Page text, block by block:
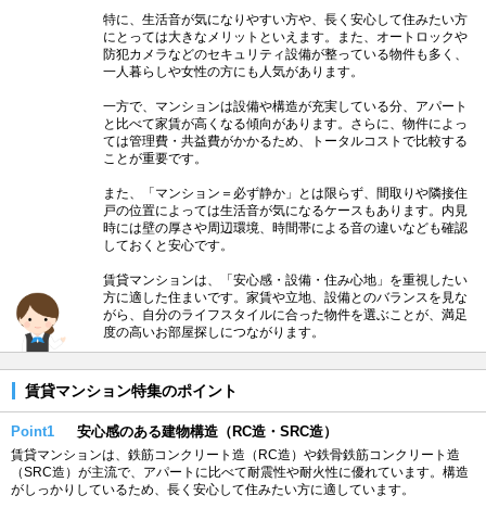
特に、生活音が気になりやすい方や、長く安心して住みたい方
にとっては大きなメリットといえます。また、オートロックや
防犯カメラなどのセキュリティ設備が整っている物件も多く、
一人暮らしや女性の方にも人気があります。
一方で、マンションは設備や構造が充実している分、アパート
と比べて家賃が高くなる傾向があります。さらに、物件によっ
ては管理費・共益費がかかるため、トータルコストで比較する
ことが重要です。
また、「マンション＝必ず静か」とは限らず、間取りや隣接住
戸の位置によっては生活音が気になるケースもあります。内見
時には壁の厚さや周辺環境、時間帯による音の違いなども確認
しておくと安心です。
賃貸マンションは、「安心感・設備・住み心地」を重視したい
方に適した住まいです。家賃や立地、設備とのバランスを見な
がら、自分のライフスタイルに合った物件を選ぶことが、満足
度の高いお部屋探しにつながります。
賃貸マンション特集のポイント
Point1 安心感のある建物構造（RC造・SRC造）
賃貸マンションは、鉄筋コンクリート造（RC造）や鉄骨鉄筋コンクリート造
（SRC造）が主流で、アパートに比べて耐震性や耐火性に優れています。構造
がしっかりしているため、長く安心して住みたい方に適しています。